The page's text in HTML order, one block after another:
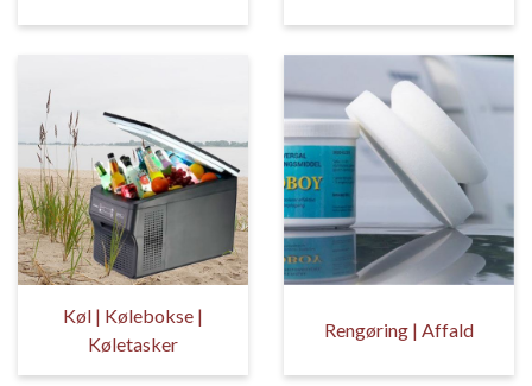
Køl | Kølebokse |
Køletasker
Rengøring | Affald